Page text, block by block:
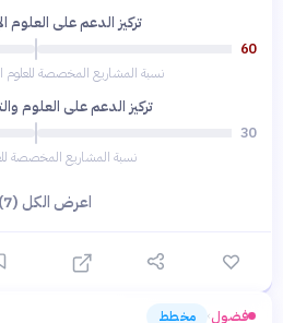
تركيز الدعم على العلوم
60
نسبة المشاريع المخصصة للعلوم
تركيز الدعم على العلوم
30
نسبة المشاريع المخصصة
اعرض الكل (7) ←
فضول› مخطط